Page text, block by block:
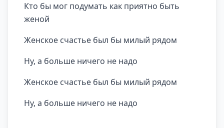
Кто бы мог подумать как пpиятно быть
женой
Женское счастье был бы милый pядом
Hу, а больше ничего не надо
Женское счастье был бы милый pядом
Hу, а больше ничего не надо